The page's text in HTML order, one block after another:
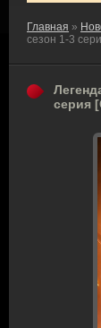
Главная »
сезон 1-3
серия